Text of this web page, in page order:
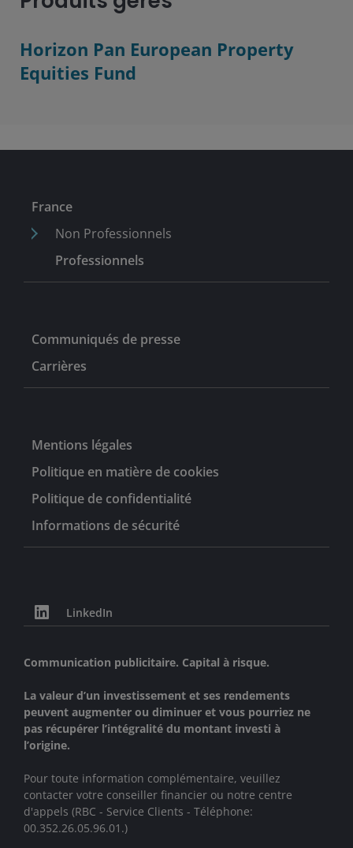
Horizon Pan European Property
Equities Fund
France
Non Professionnels
Professionnels
Communiqués de presse
Carrières
Mentions légales
Politique en matière de cookies
Politique de confidentialité
Informations de sécurité
LinkedIn
Communication publicitaire. Capital à risque.
La valeur d’un investissement et ses rendements
peuvent augmenter ou diminuer et vous pourriez ne
pas récupérer l’intégralité du montant investi à
l’origine.
Pour toute information complémentaire, veuillez
contacter votre conseiller financier ou notre centre
d'appels (RBC - Service Clients - Téléphone:
00.352.26.05.96.01.)